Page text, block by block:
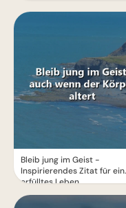
Bleib jung im Geist -
Inspirierendes Zitat für ein
erfülltes Leben